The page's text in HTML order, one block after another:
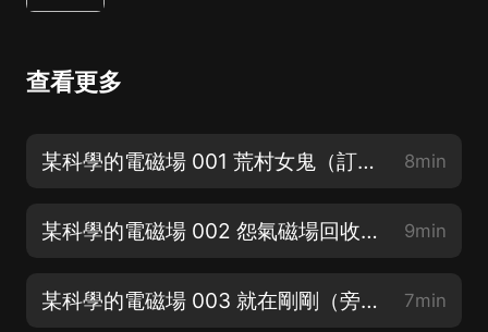
查看更多
某科學的電磁場 001 荒村女鬼（訂閱吧，不嚇人的輕鬆捉鬼小故事，每天打卡領紅包 8min
某科學的電磁場 002 怨氣磁場回收員（訂閱，轉發+評論領紅包） 9min
某科學的電磁場 003 就在剛剛（旁白、宋佳期：寐尹） 7min